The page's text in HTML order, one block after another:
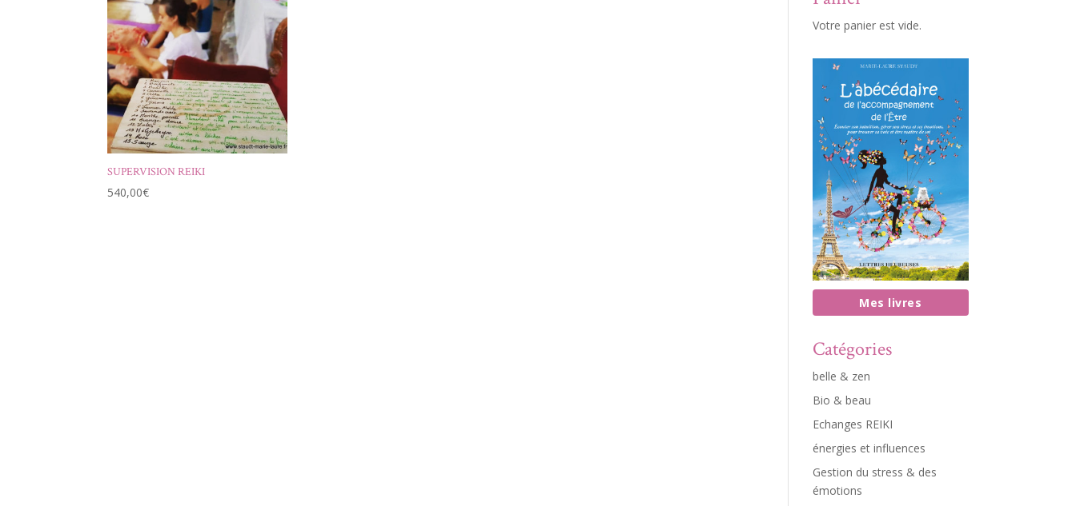
SUPERVISION REIKI
540,00€
Votre panier est vide.
Mes livres
Catégories
belle & zen
Bio & beau
Echanges REIKI
énergies et influences
Gestion du stress & des
émotions